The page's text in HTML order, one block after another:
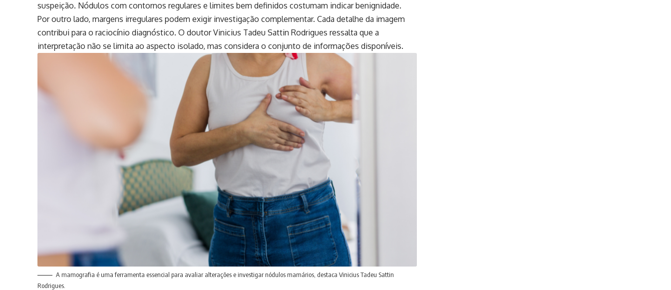
suspeição. Nódulos com contornos regulares e limites bem definidos costumam indicar benignidade.
Por outro lado, margens irregulares podem exigir investigação complementar. Cada detalhe da imagem
contribui para o raciocínio diagnóstico. O doutor Vinicius Tadeu Sattin Rodrigues ressalta que a
interpretação não se limita ao aspecto isolado, mas considera o conjunto de informações disponíveis.
A mamografia é uma ferramenta essencial para avaliar alterações e investigar nódulos mamários, destaca Vinicius Tadeu Sattin
Rodrigues.